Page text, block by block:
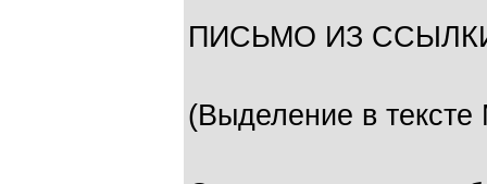
ПИСЬМО ИЗ
(Выделение в